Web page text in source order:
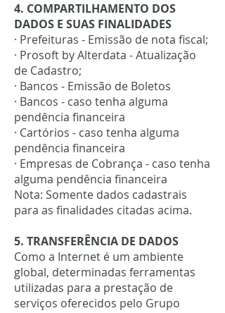
4. COMPARTILHAMENTO DOS
DADOS E SUAS FINALIDADES
· Prefeituras - Emissão de nota fiscal;
· Prosoft by Alterdata - Atualização
de Cadastro;
· Bancos - Emissão de Boletos
· Bancos - caso tenha alguma
pendência financeira
· Cartórios - caso tenha alguma
pendência financeira
· Empresas de Cobrança - caso tenha
alguma pendência financeira
Nota: Somente dados cadastrais
para as finalidades citadas acima.
5. TRANSFERÊNCIA DE DADOS
Como a Internet é um ambiente
global, determinadas ferramentas
utilizadas para a prestação de
serviços oferecidos pelo Grupo